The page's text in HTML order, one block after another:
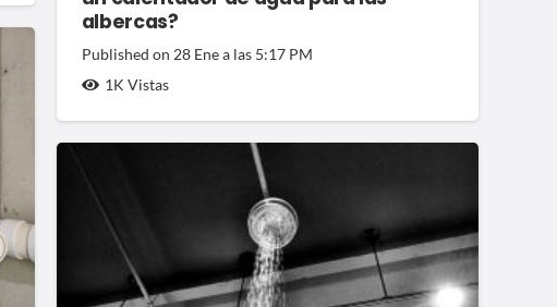
albercas?
Published on 28 Ene a las 5:17 PM
1K Vistas